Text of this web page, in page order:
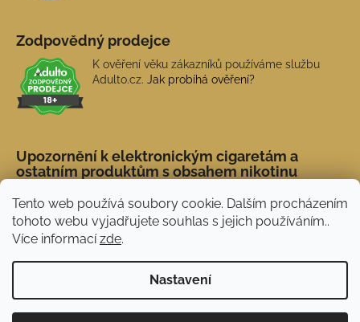
Tento web používá soubory cookie. Dalším procházením
tohoto webu vyjadřujete souhlas s jejich používáním..
Více informacízde.
Nastavení
Novinka: Akční doprava s PPL od 45 Kč. Při
Zodpovědný prodejce
K ověření věku zákazníků používáme službu
Adulto.cz. Jak probíhá ověření?
Upozornění k elektronickým cigaretám a
ostatním produktům s obsahem nikotinu
Vytvořil Shoptet